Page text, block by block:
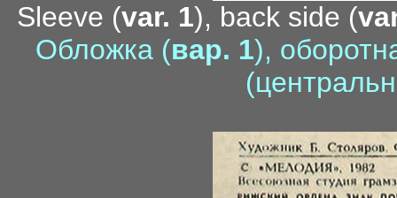
Sleeve (var. 1), back side (
Обложка (вар. 1),